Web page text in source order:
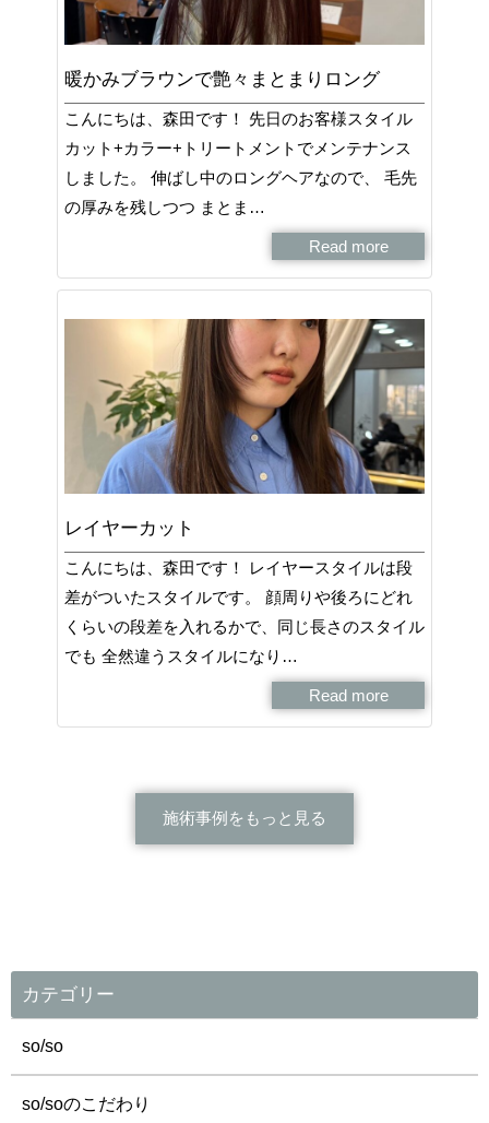
暖かみブラウンで艶々まとまりロング
こんにちは、森田です！ 先日のお客様スタイル
カット+カラー+トリートメントでメンテナンス
しました。 伸ばし中のロングヘアなので、 毛先
の厚みを残しつつ まとま…
Read more
レイヤーカット
こんにちは、森田です！ レイヤースタイルは段
差がついたスタイルです。 顔周りや後ろにどれ
くらいの段差を入れるかで、同じ長さのスタイル
でも 全然違うスタイルになり…
Read more
施術事例をもっと見る
カテゴリー
so/so
so/soのこだわり